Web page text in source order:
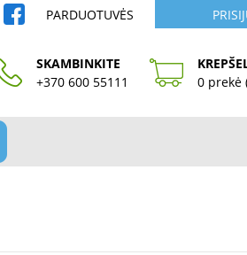
PARDUOTUVĖS
SKAMBINKITE
+370 600 55111
0 prekė